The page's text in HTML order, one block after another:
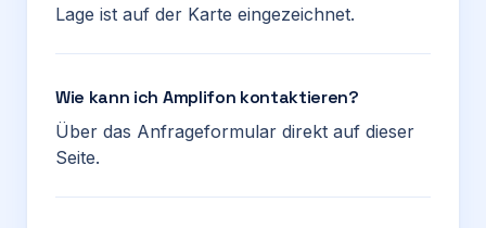
Lage ist auf der Karte eingezeichnet.
Wie kann ich Amplifon kontaktieren?
Über das Anfrageformular direkt auf dieser
Seite.